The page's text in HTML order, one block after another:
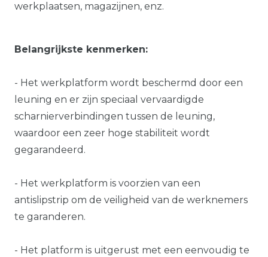
werkplaatsen, magazijnen, enz.
Belangrijkste kenmerken:
- Het werkplatform wordt beschermd door een
leuning en er zijn speciaal vervaardigde
scharnierverbindingen tussen de leuning,
waardoor een zeer hoge stabiliteit wordt
gegarandeerd.
- Het werkplatform is voorzien van een
antislipstrip om de veiligheid van de werknemers
te garanderen.
- Het platform is uitgerust met een eenvoudig te